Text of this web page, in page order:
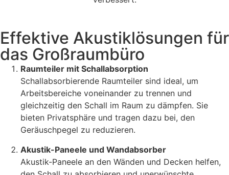
Effektive Akustiklösungen für
das Großraumbüro
Raumteiler mit Schallabsorption
Schallabsorbierende Raumteiler sind ideal, um
Arbeitsbereiche voneinander zu trennen und
gleichzeitig den Schall im Raum zu dämpfen. Sie
bieten Privatsphäre und tragen dazu bei, den
Geräuschpegel zu reduzieren.
Akustik-Paneele und Wandabsorber
Akustik-Paneele an den Wänden und Decken helfen,